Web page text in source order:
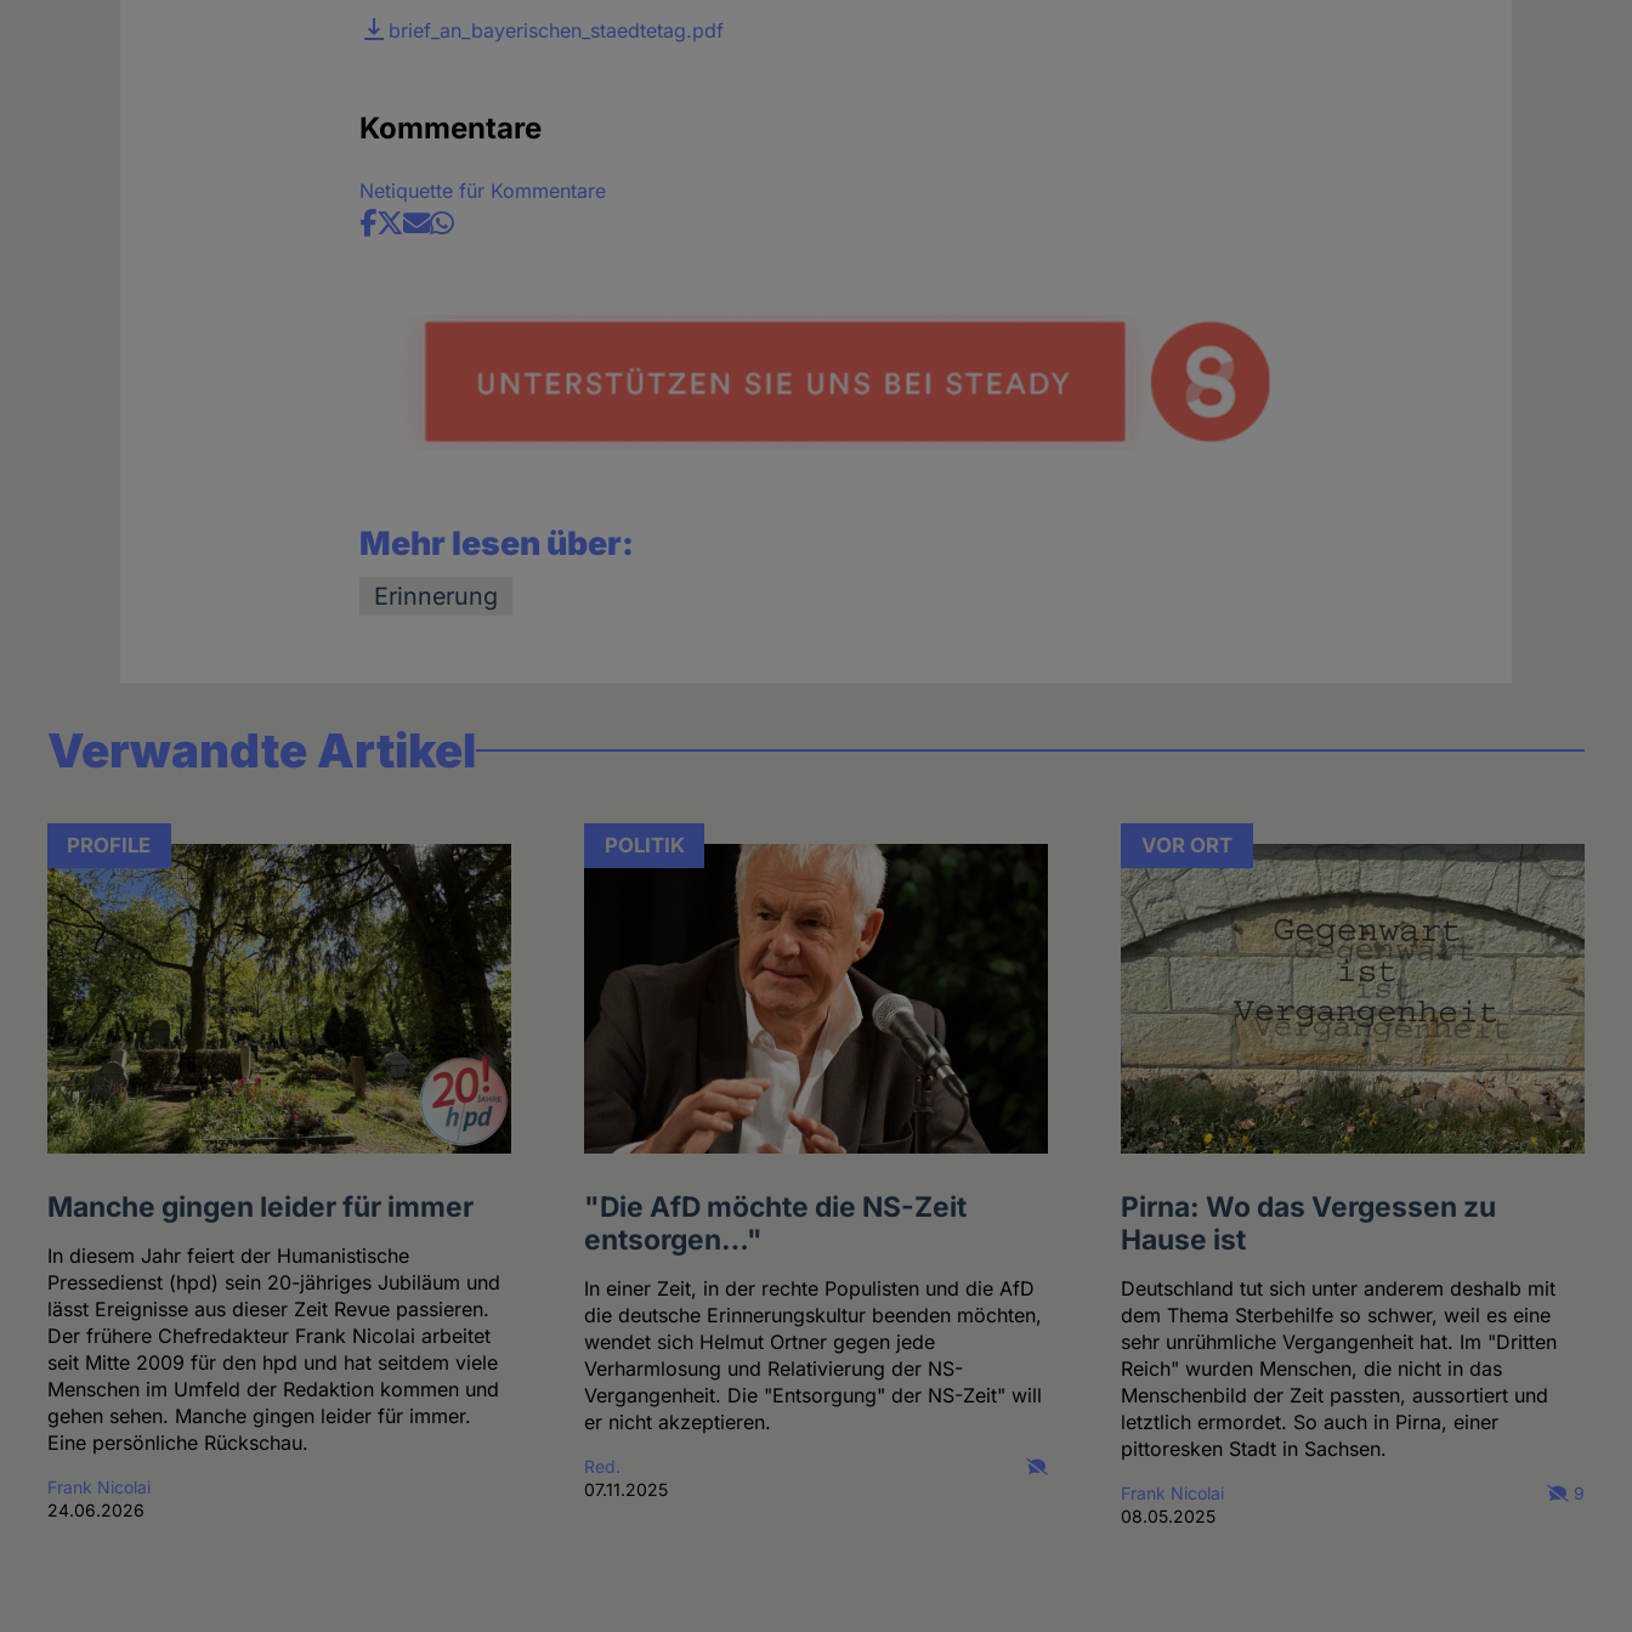
Dateibrief_an_bayerischen_staedtetag.pdf
Kommentare
Netiquette für Kommentare
Share
Mehr lesen über:
Erinnerung
Verwandte Artikel
PROFILE
Manche gingen leider für immer
In diesem Jahr feiert der Humanistische
Pressedienst (hpd) sein 20-jähriges Jubiläum und
lässt Ereignisse aus dieser Zeit Revue passieren.
Der frühere Chefredakteur Frank Nicolai arbeitet
seit Mitte 2009 für den hpd und hat seitdem viele
Menschen im Umfeld der Redaktion kommen und
gehen sehen. Manche gingen leider für immer.
Eine persönliche Rückschau.
Frank Nicolai
24.06.2026
POLITIK
"Die AfD möchte die NS-Zeit
entsorgen…"
In einer Zeit, in der rechte Populisten und die AfD
die deutsche Erinnerungskultur beenden möchten,
wendet sich Helmut Ortner gegen jede
Verharmlosung und Relativierung der NS-
Vergangenheit. Die "Entsorgung" der NS-Zeit" will
er nicht akzeptieren.
Red.
07.11.2025
VOR ORT
Pirna: Wo das Vergessen zu
Hause ist
Deutschland tut sich unter anderem deshalb mit
dem Thema Sterbehilfe so schwer, weil es eine
sehr unrühmliche Vergangenheit hat. Im "Dritten
Reich" wurden Menschen, die nicht in das
Menschenbild der Zeit passten, aussortiert und
letztlich ermordet. So auch in Pirna, einer
pittoresken Stadt in Sachsen.
Frank Nicolai
08.05.2025
9